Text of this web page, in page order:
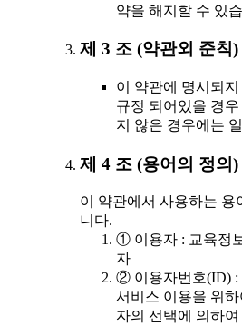
약을 해지할 수 있
제 3 조 (약관외 준칙)
이 약관에 명시되
규정 되어있을 경
지 않은 경우에는
제 4 조 (용어의 정의)
이 약관에서 사용하는 용
니다.
① 이용자 : 교육정
자
② 이용자번호(ID) :
서비스 이용을 위
자의 선택에 의하